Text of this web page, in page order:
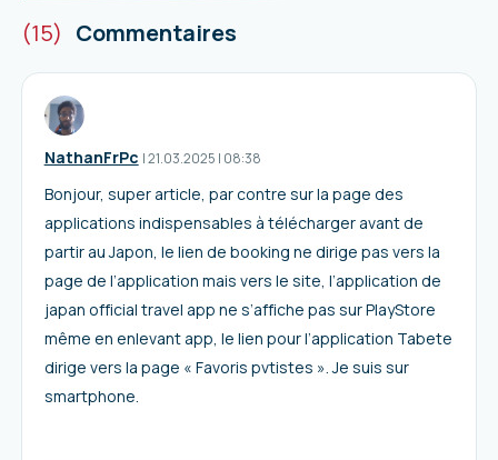
(15) Commentaires
NathanFrPc I21.03.2025 | 08:38
Bonjour, super article, par contre sur la page des
applications indispensables à télécharger avant de
partir au Japon, le lien de booking ne dirige pas vers la
page de l’application mais vers le site, l’application de
japan official travel app ne s’affiche pas sur PlayStore
même en enlevant app, le lien pour l’application Tabete
dirige vers la page « Favoris pvtistes ». Je suis sur
smartphone.